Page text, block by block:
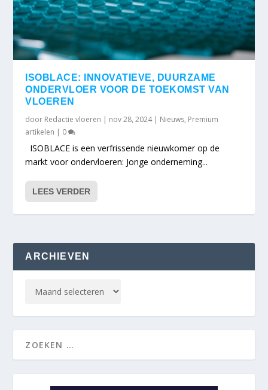
ISOBLACE: INNOVATIEVE, DUURZAME
ONDERVLOER VOOR DE TOEKOMST VAN
VLOEREN
door Redactie vloeren | nov 28, 2024| Nieuws, Premium
artikelen | 0
ISOBLACE is een verfrissende nieuwkomer op de
markt voor ondervloeren: Jonge onderneming...
LEES VERDER
ARCHIEVEN